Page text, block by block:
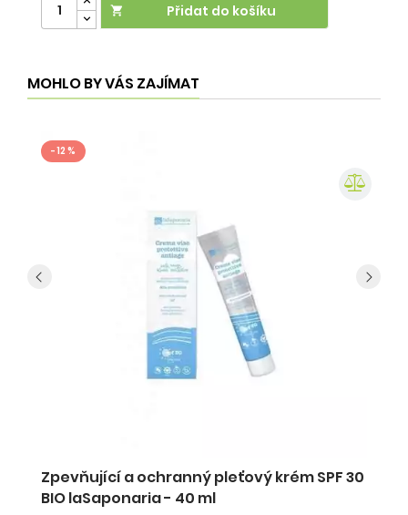
 Přidat do košíku
MOHLO BY VÁS ZAJÍMAT
- 12 %
Zpevňující a ochranný pleťový krém SPF 30
BIO laSaponaria - 40 ml